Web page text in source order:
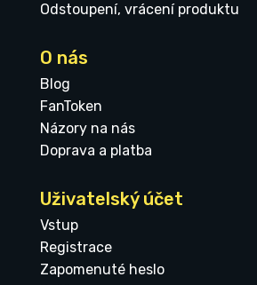
Odstoupení, vrácení produktu
O nás
Blog
FanToken
Názory na nás
Doprava a platba
Uživatelský účet
Vstup
Registrace
Zapomenuté heslo